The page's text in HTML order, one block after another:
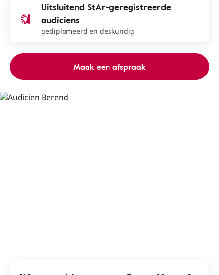
Uitsluitend StAr-geregistreerde
audiciens
gediplomeerd en deskundig
Maak een afspraak